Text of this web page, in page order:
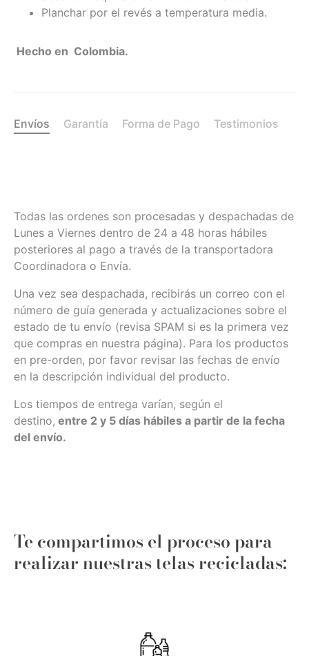
Planchar por el revés a temperatura media.
Hecho en Colombia.
Envíos Garantía Forma de Pago Testimonios
Todas las ordenes son procesadas y despachadas de
Lunes a Viernes dentro de 24 a 48 horas hábiles
posteriores al pago a través de la transportadora
Coordinadora o Envía.
Una vez sea despachada, recibirás un correo con el
número de guía generada y actualizaciones sobre el
estado de tu envío (revisa SPAM si es la primera vez
que compras en nuestra página). Para los productos
en pre-orden, por favor revisar las fechas de envío
en la descripción individual del producto.
Los tiempos de entrega varían, según el
destino, entre 2 y 5 días hábiles a partir de la fecha
del envío.
Te compartimos el proceso para
realizar nuestras telas recicladas: